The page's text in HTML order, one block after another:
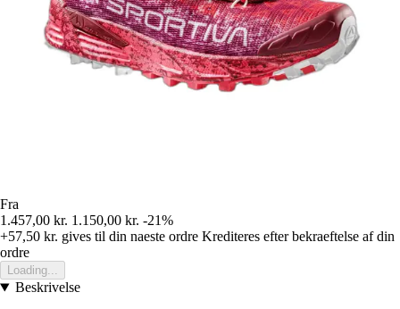
Fra
1.457,00 kr. 1.150,00 kr. -21%
+57,50 kr. gives til din naeste ordre Krediteres efter bekraeftelse af din
ordre
Loading...
Beskrivelse